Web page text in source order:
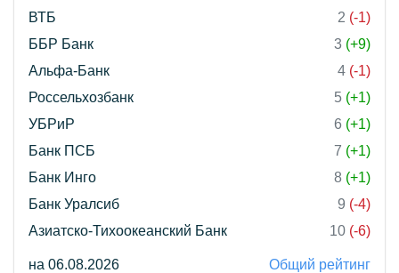
ВТБ
2 (-1)
ББР Банк
3 (+9)
Альфа-Банк
4 (-1)
Россельхозбанк
5 (+1)
УБРиР
6 (+1)
Банк ПСБ
7 (+1)
Банк Инго
8 (+1)
Банк Уралсиб
9 (-4)
Азиатско-Тихоокеанский Банк
10 (-6)
на 06.08.2026 Общий рейтинг